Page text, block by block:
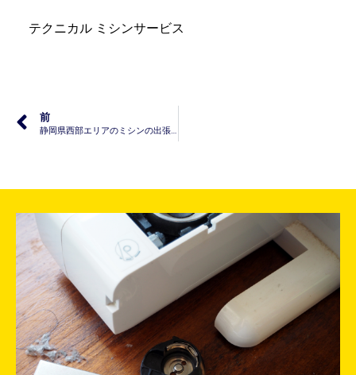
テクニカル ミシンサービス
前
静岡県西部エリアのミシンの出張修理承ります